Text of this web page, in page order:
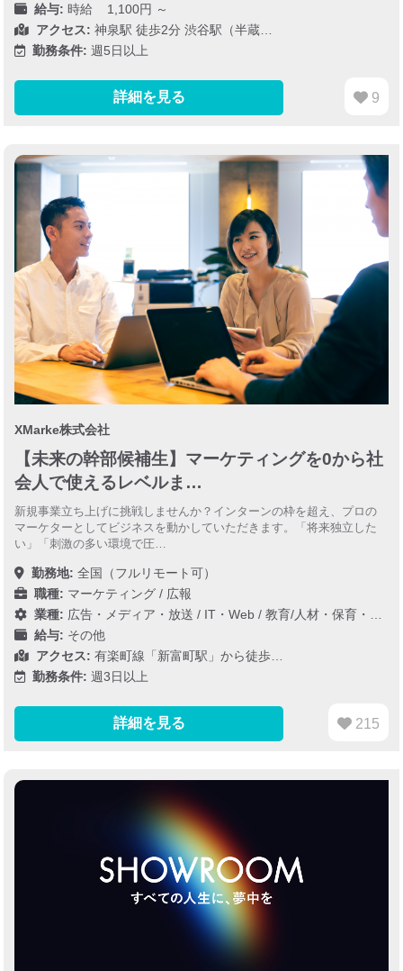
給与: 時給 1,100円 ～
アクセス: 神泉駅 徒歩2分 渋谷駅（半蔵…
勤務条件: 週5日以上
詳細を見る 9
XMarke株式会社
【未来の幹部候補生】マーケティングを0から社
会人で使えるレベルま…
新規事業立ち上げに挑戦しませんか？インターンの枠を超え、プロの
マーケターとしてビジネスを動かしていただきます。「将来独立した
い」「刺激の多い環境で圧…
勤務地: 全国（フルリモート可）
職種: マーケティング / 広報
業種: 広告・メディア・放送 / IT・Web /教育/人材・保育・医療/介護/福祉
給与: その他
アクセス: 有楽町線「新富町駅」から徒歩…
勤務条件: 週3日以上
詳細を見る 215